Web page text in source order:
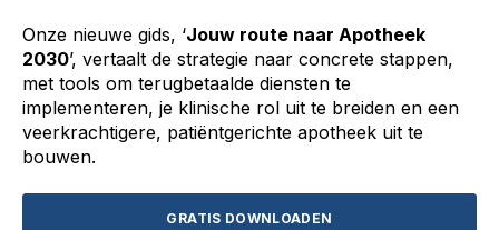
Onze nieuwe gids, ‘Jouw route naar Apotheek
2030’, vertaalt de strategie naar concrete stappen,
met tools om terugbetaalde diensten te
implementeren, je klinische rol uit te breiden en een
veerkrachtigere, patiëntgerichte apotheek uit te
bouwen.
GRATIS DOWNLOADEN